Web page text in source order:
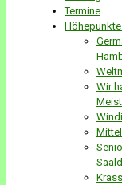
Termine
Wir